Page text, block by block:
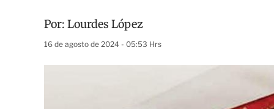
Por: Lourdes López
16 de agosto de 2024 - 05:53 Hrs